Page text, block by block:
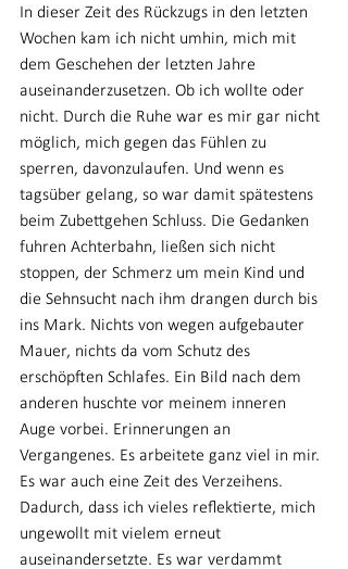
In dieser Zeit des Rückzugs in den letzten
Wochen kam ich nicht umhin, mich mit
dem Geschehen der letzten Jahre
auseinanderzusetzen. Ob ich wollte oder
nicht. Durch die Ruhe war es mir gar nicht
möglich, mich gegen das Fühlen zu
sperren, davonzulaufen. Und wenn es
tagsüber gelang, so war damit spätestens
beim Zubettgehen Schluss. Die Gedanken
fuhren Achterbahn, ließen sich nicht
stoppen, der Schmerz um mein Kind und
die Sehnsucht nach ihm drangen durch bis
ins Mark. Nichts von wegen aufgebauter
Mauer, nichts da vom Schutz des
erschöpften Schlafes. Ein Bild nach dem
anderen huschte vor meinem inneren
Auge vorbei. Erinnerungen an
Vergangenes. Es arbeitete ganz viel in mir.
Es war auch eine Zeit des Verzeihens.
Dadurch, dass ich vieles reflektierte, mich
ungewollt mit vielem erneut
auseinandersetzte. Es war verdammt